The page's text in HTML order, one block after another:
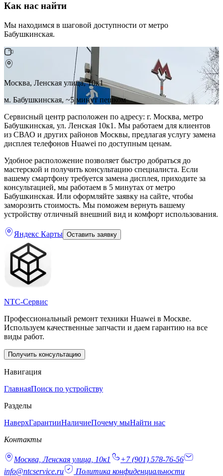
Как нас найти
Мы находимся в шаговой доступности от метро
Бабушкинская.
Москва, Ленская улица, 10к1
м. Бабушкинская, ~5 минут пешком
Сервисный центр расположен по адресу: г. Москва, метро
Бабушкинская, ул. Ленская 10к1. Мы работаем для клиентов
из СВАО и других районов Москвы, предлагая услугу замена
дисплея телефонов Huawei по доступным ценам.
Удобное расположение позволяет быстро добраться до
мастерской и получить консультацию специалиста. Если
вашему смартфону требуется замена дисплея, приходите за
консультацией, мы работаем в 5 минутах от метро
Бабушкинская. Или оформляйте заявку на сайте, чтобы
заморозить стоимость. Мы поможем вернуть вашему
устройству отличный внешний вид и комфорт использования.
Яндекс Карты Оставить заявку
NTC-Сервис
Профессиональный ремонт техники Huawei в Москве.
Используем качественные запчасти и даем гарантию на все
виды работ.
Получить консультацию
Навигация
ГлавнаяПоиск по устройству
Разделы
НаверхГарантииНаличиеПочему мыНайти нас
Контакты
Москва, Ленская улица, 10к1
+7 (901) 578-76-56
info@ntcservice.ru
Политика конфиденциальности